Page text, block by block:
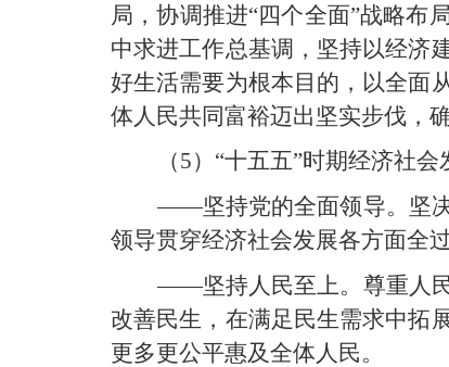
局，协调推进“四个全面”战略布
中求进工作总基调，坚持以经济
好生活需要为根本目的，以全面
体人民共同富裕迈出坚实步伐，
（5）“十五五”时期经济社
——坚持党的全面领导。坚
领导贯穿经济社会发展各方面全
——坚持人民至上。尊重人
改善民生，在满足民生需求中拓
更多更公平惠及全体人民。